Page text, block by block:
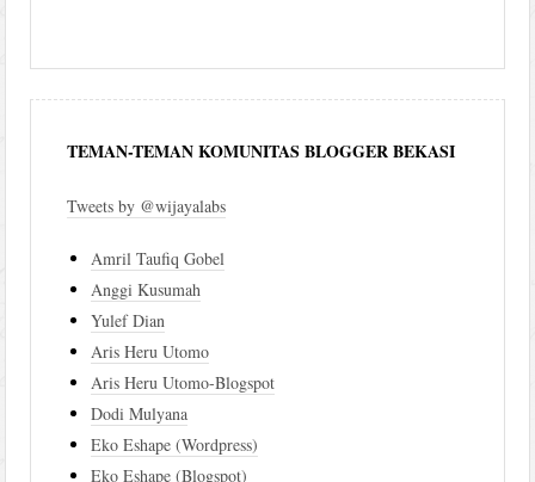
TEMAN-TEMAN KOMUNITAS BLOGGER BEKASI
Tweets by @wijayalabs
Amril Taufiq Gobel
Anggi Kusumah
Yulef Dian
Aris Heru Utomo
Aris Heru Utomo-Blogspot
Dodi Mulyana
Eko Eshape (Wordpress)
Eko Eshape (Blogspot)